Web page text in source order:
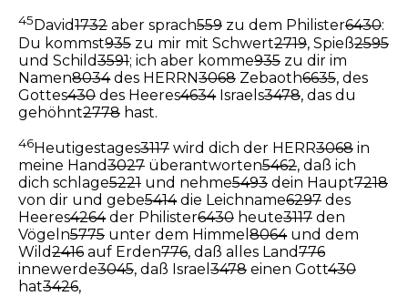
45 David1732 aber sprach559 zu dem Philister6430:
Du kommst935 zu mir mit Schwert2719, Spieß2595
und Schild3591; ich aber komme935 zu dir im
Namen8034des HERRN3068 Zebaoth6635, des
Gottes430 des Heeres4634Israels3478, das du
gehöhnt2778 hast.
46Heutigestages3117 wird dich der HERR3068 in
meine Hand3027 überantworten5462, daß ich
dich schlage5221 und nehme5493 dein Haupt7218
von dir und gebe5414die Leichname6297 des
Heeres4264der Philister6430 heute3117 den
Vögeln5775 unter dem Himmel 8064und dem
Wild2416 auf Erden776, daß alles Land776
innewerde3045, daß Israel 3478 einen Gott430
hat3426,